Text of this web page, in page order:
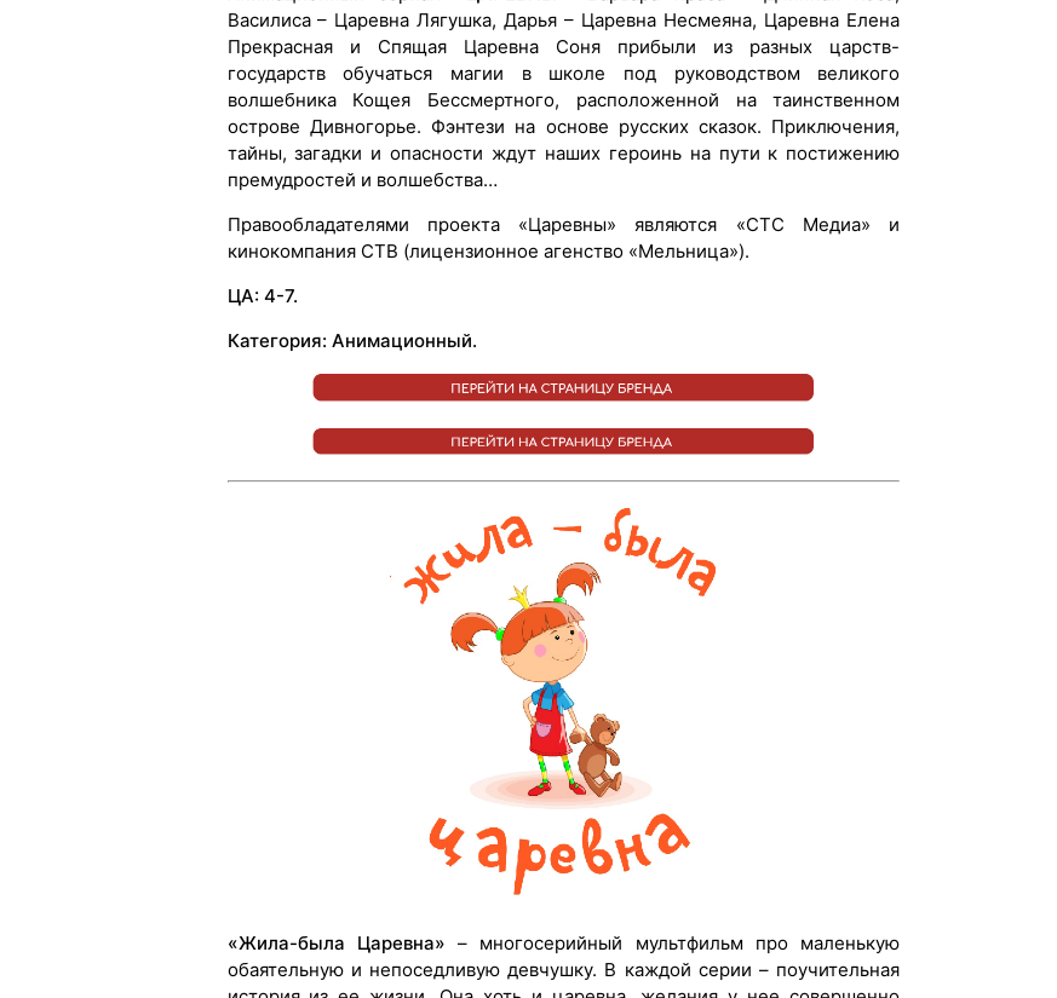
Василиса – Царевна Лягушка, Дарья – Царевна Несмеяна, Царевна Елена
Прекрасная и Спящая Царевна Соня прибыли из разных царств-
государств обучаться магии в школе под руководством великого
волшебника Кощея Бессмертного, расположенной на таинственном
острове Дивногорье. Фэнтези на основе русских сказок. Приключения,
тайны, загадки и опасности ждут наших героинь на пути к постижению
премудростей и волшебства…
Правообладателями проекта «Царевны» являются «СТС Медиа» и
кинокомпания СТВ (лицензионное агенство «Мельница»).
ЦА: 4-7.
Категория: Анимационный.
«Жила-была Царевна» – многосерийный мультфильм про маленькую
обаятельную и непоседливую девчушку. В каждой серии – поучительная